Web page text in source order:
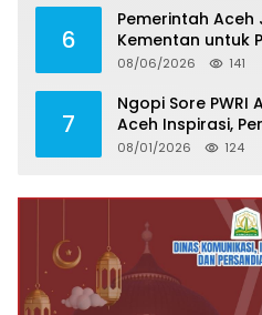
6
Pemerintah Aceh
Kementan untuk
Kebun
08/06/2026 141
7
Ngopi Sore PWRI
Aceh Inspirasi,
Wariskan
08/01/2026 124